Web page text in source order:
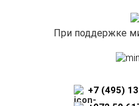
При поддержке
+7 (495)